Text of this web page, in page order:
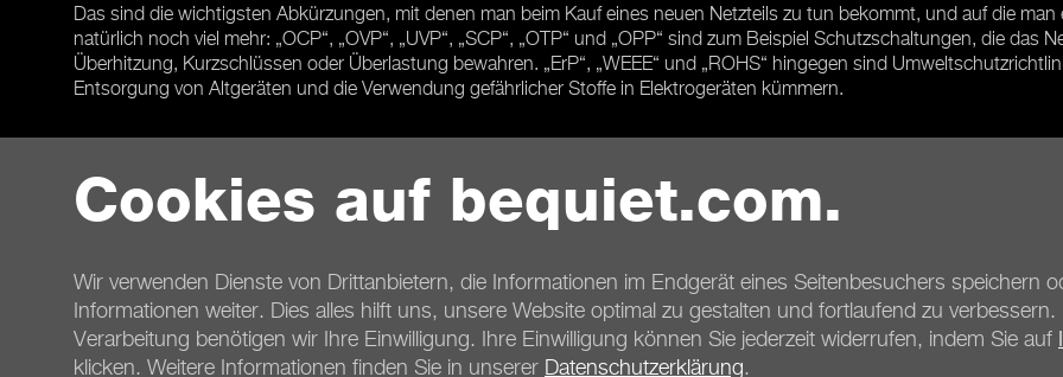
Cookies auf bequiet.com.
Wir verwenden Dienste von Drittanbietern, die Informationen im Endgerät eines Seitenbesuchers speichern
Informationen weiter. Dies alles hilft uns, unsere Website optimal zu gestalten und fortlaufend zu
Verarbeitung benötigen wir Ihre Einwilligung. Ihre Einwilligung können Sie jederzeit widerrufen, indem Sie auf
klicken. Weitere Informationen finden Sie in unserer Datenschutzerklärung.
Das sind die wichtigsten Abkürzungen, mit denen man beim Kauf eines neuen Netzteils zu tun bekommt, und auf die
natürlich noch viel mehr: „OCP“, „OVP“, „UVP“, „SCP“, „OTP“ und „OPP“ sind zum Beispiel Schutzschaltungen, die
Überhitzung, Kurzschlüssen oder Überlastung bewahren. „ErP“, „WEEE“ und „ROHS“ hingegen sind
Entsorgung von Altgeräten und die Verwendung gefährlicher Stoffe in Elektrogeräten kümmern.
Zurück Überblick